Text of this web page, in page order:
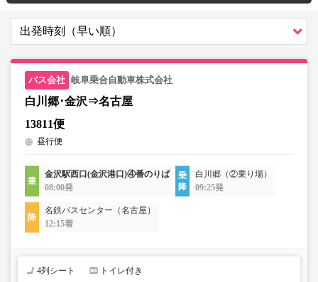
岐阜乗合自動車株式会社
白川郷･金沢⇒名古屋
13811便
昼行便
金沢駅西口(金沢港口)④番のりば
08:00発
白川郷（②乗り場）
09:25発
名鉄バスセンター（名古屋）
12:15着
4列シート トイレ付き